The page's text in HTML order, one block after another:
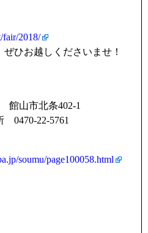
fair/2018/
ひお越しくださいませ！
館山市北条402-1
0470-22-5761
soumu/page100058.html